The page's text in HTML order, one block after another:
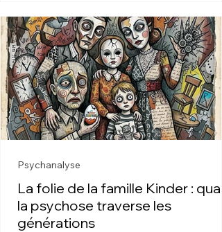
La folie de la famille Kinder :
la psychose traverse les
générations
Psychanalyse